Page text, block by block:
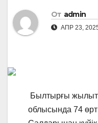
От admin
АПР 23,
Былтырғы
облысында 74 өрт